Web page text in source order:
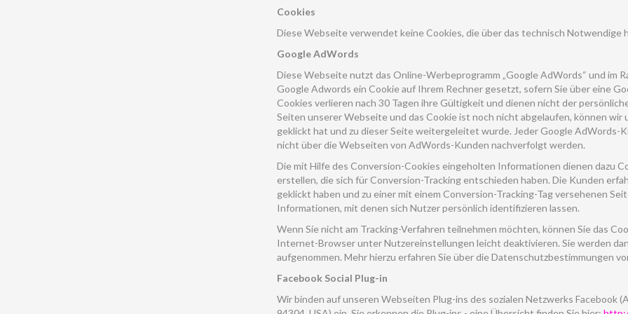
Cookies
Diese Webseite verwendet keine Cookies, die über das technisch Notwendige
Google AdWords
Diese Webseite nutzt das Online-Werbeprogramm „Google AdWords“ und im
Google Adwords ein Cookie auf Ihrem Rechner gesetzt, sofern Sie über eine
Cookies verlieren nach 30 Tagen ihre Gültigkeit und dienen nicht der
Seiten unserer Webseite und das Cookie ist noch nicht abgelaufen, können wir
geklickt hat und zu dieser Seite weitergeleitet wurde. Jeder Google AdWords-
nicht über die Webseiten von AdWords-Kunden nachverfolgt werden.
Die mit Hilfe des Conversion-Cookies eingeholten Informationen dienen dazu
erstellen, die sich für Conversion-Tracking entschieden haben. Die Kunden
geklickt haben und zu einer mit einem Conversion-Tracking-Tag versehenen
Informationen, mit denen sich Nutzer persönlich identifizieren lassen.
Wenn Sie nicht am Tracking-Verfahren teilnehmen möchten, können Sie das
Internet-Browser unter Nutzereinstellungen leicht deaktivieren. Sie werden
aufgenommen. Mehr hierzu erfahren Sie über die Datenschutzbestimmungen
Facebook Social Plug-in
Wir binden auf unseren Webseiten Plug-ins des sozialen Netzwerks Facebook